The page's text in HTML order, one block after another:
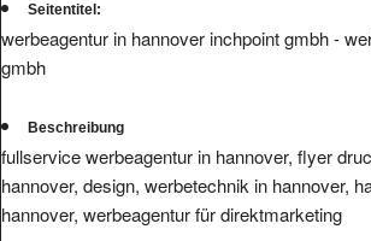
Seitentitel:
werbeagentur in hannover inchpoint gmbh -
gmbh
Beschreibung
fullservice werbeagentur in hannover, flyer
hannover, design, werbetechnik in hannover,
hannover, werbeagentur für direktmarketing